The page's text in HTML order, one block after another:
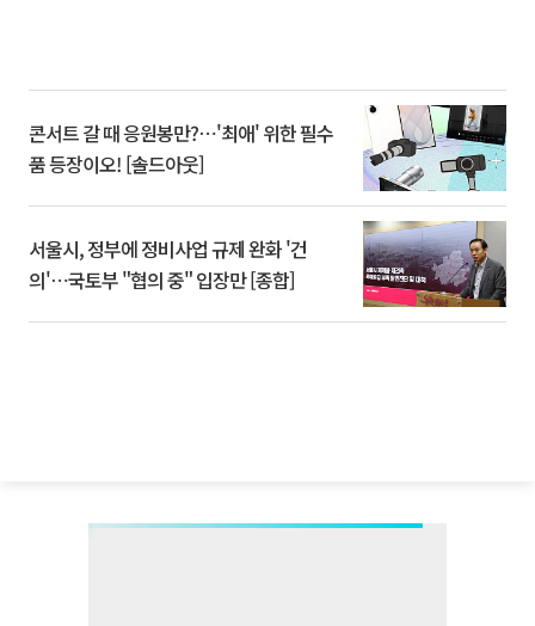
콘서트 갈 때 응원봉만?⋯'최애' 위한 필수
품 등장이오! [솔드아웃]
서울시, 정부에 정비사업 규제 완화 '건
의'⋯국토부 "협의 중" 입장만 [종합]